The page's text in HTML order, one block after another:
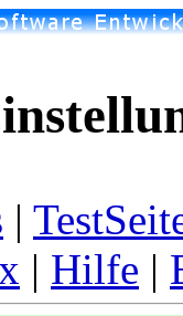
|
| Hilfe |